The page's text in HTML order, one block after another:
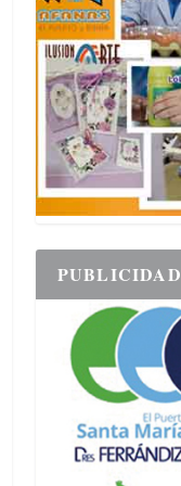
PUBLICIDAD